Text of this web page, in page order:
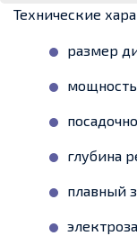
Технические
размер
мощность
глубина
плавный